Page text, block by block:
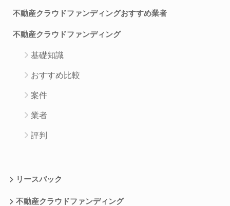
不動産クラウドファンディングおすすめ業者
不動産クラウドファンディング
基礎知識
おすすめ比較
案件
業者
評判
リースバック
不動産クラウドファンディング